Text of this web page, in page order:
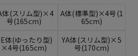
体(スリム型)×4
号(165cm)
A体(標準型)×4号(1
65cm)
体(ゆったり型)
×4号(165cm)
YA体(スリム型)×5
号(170cm)